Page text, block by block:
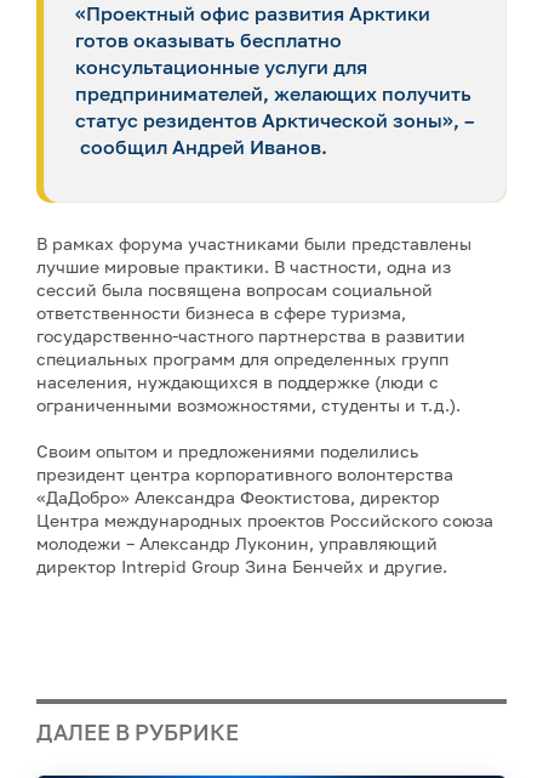
«Проектный офис развития Арктики
готов оказывать бесплатно
консультационные услуги для
предпринимателей, желающих получить
статус резидентов Арктической зоны», –
сообщил Андрей Иванов.
В рамках форума участниками были представлены
лучшие мировые практики. В частности, одна из
сессий была посвящена вопросам социальной
ответственности бизнеса в сфере туризма,
государственно-частного партнерства в развитии
специальных программ для определенных групп
населения, нуждающихся в поддержке (люди с
ограниченными возможностями, студенты и т.д.).
Своим опытом и предложениями поделились
президент центра корпоративного волонтерства
«ДаДобро» Александра Феоктистова, директор
Центра международных проектов Российского союза
молодежи – Александр Луконин, управляющий
директор Intrepid Group Зина Бенчейх и другие.
ДАЛЕЕ В РУБРИКЕ